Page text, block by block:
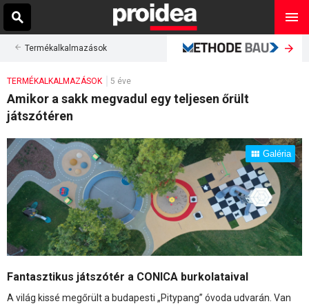
Termékalkalmazások
TERMÉKALKALMAZÁSOK 5 éve
Amikor a sakk megvadul egy teljesen őrült
játszótéren
Galéria
Fantasztikus játszótér a CONICA burkolataival
A világ kissé megőrült a budapesti „Pitypang” óvoda udvarán. Van